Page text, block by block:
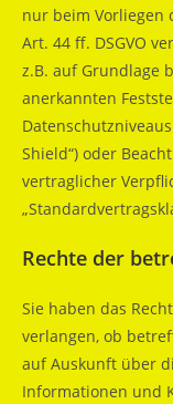
nur beim Vorliegen
Art. 44 ff. DSGVO
z.B. auf Grundlage
anerkannten
Shield“) oder
vertraglicher
Rechte der
Sie haben das
verlangen, ob
auf Auskunft über
Informationen und